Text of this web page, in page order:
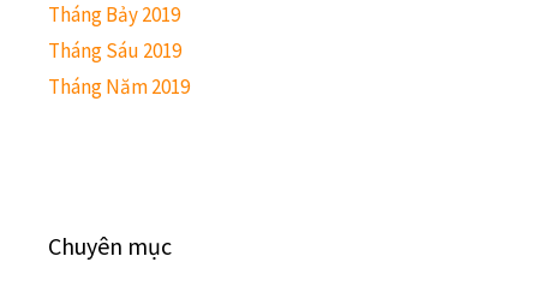
Tháng Bảy 2019
Tháng Sáu 2019
Tháng Năm 2019
Chuyên mục